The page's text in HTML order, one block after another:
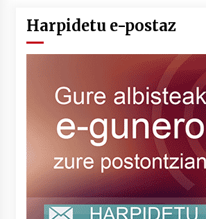
Harpidetu e-postaz